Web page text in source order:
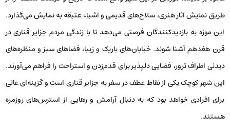
طریق نمایش آثار هنری، سلاح‌های قدیمی و اشیاء عتیقه به نمایش می‌گذارد.
این موزه به بازدیدکنندگان فرصتی می‌دهد تا با زندگی مردم جزایر قناری در
قرن هفدهم آشنا شوند. خیابان‌های باریک و زیبا، فضاهای سبز و منظره‌های
دیدنی اطراف ترور، فضایی دلپذیر برای قدم‌زدن و استراحت را فراهم می‌آورند.
این شهر کوچک یکی از نقاط عطف در سفر به جزایر قناری است و گزینه‌ای عالی
برای افرادی خواهد بود که به دنبال آرامش و رهایی از استرس‌های روزمره
هستند.